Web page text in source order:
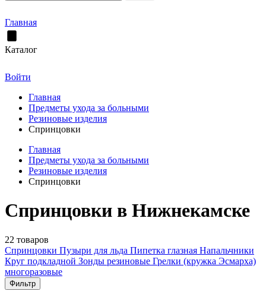
Главная
Каталог
Войти
Главная
Предметы ухода за больными
Резиновые изделия
Спринцовки
Главная
Предметы ухода за больными
Резиновые изделия
Спринцовки
Спринцовки в Нижнекамске
22 товаров
Спринцовки Пузыри для льда Пипетка глазная Напальчники
Круг подкладной Зонды резиновые Грелки (кружка Эсмарха)
многоразовые
Фильтр